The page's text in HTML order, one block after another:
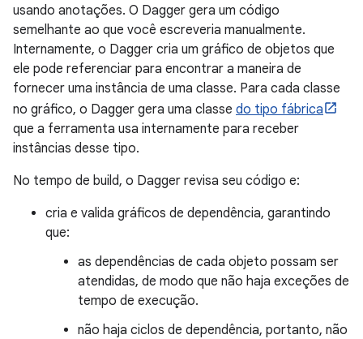
usando anotações. O Dagger gera um código
semelhante ao que você escreveria manualmente.
Internamente, o Dagger cria um gráfico de objetos que
ele pode referenciar para encontrar a maneira de
fornecer uma instância de uma classe. Para cada classe
no gráfico, o Dagger gera uma classe do tipo fábrica
que a ferramenta usa internamente para receber
instâncias desse tipo.
No tempo de build, o Dagger revisa seu código e:
cria e valida gráficos de dependência, garantindo
que:
as dependências de cada objeto possam ser
atendidas, de modo que não haja exceções de
tempo de execução.
não haja ciclos de dependência, portanto, não